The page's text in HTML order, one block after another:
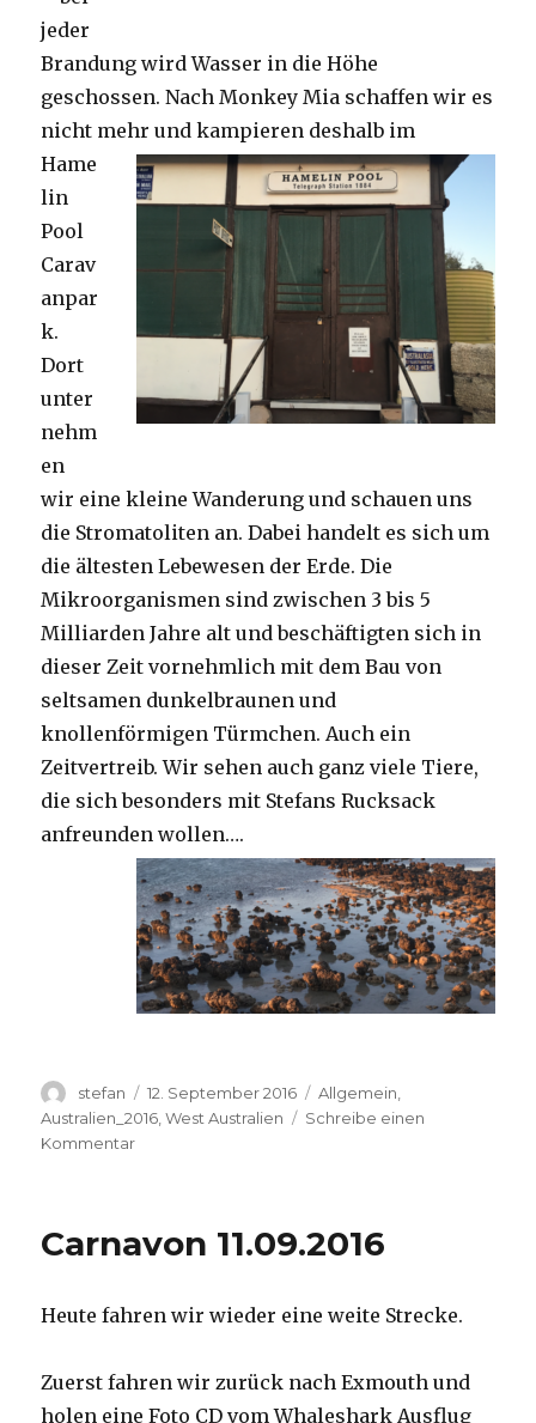
jeder
Brandung wird Wasser in die Höhe
geschossen. Nach Monkey Mia schaffen wir es
nicht mehr und kampieren deshalb im
Hame
lin
Pool
Carav
anpar
k.
Dort
unter
nehm
en
wir eine kleine Wanderung und schauen uns
die Stromatoliten an. Dabei handelt es sich um
die ältesten Lebewesen der Erde. Die
Mikroorganismen sind zwischen 3 bis 5
Milliarden Jahre alt und beschäftigten sich in
dieser Zeit vornehmlich mit dem Bau von
seltsamen dunkelbraunen und
knollenförmigen Türmchen. Auch ein
Zeitvertreib. Wir sehen auch ganz viele Tiere,
die sich besonders mit Stefans Rucksack
anfreunden wollen….
Autor
stefan
Veröffentlicht
am
12. September 2016 Kategorien
Allgemein
Australien_2016 ,West Australien
Schreibe einen
Kommentarzu
Carnavon 11.09.2016
Heute fahren wir wieder eine weite Strecke.
Zuerst fahren wir zurück nach Exmouth und
holen eine Foto CD vom Whaleshark Ausflug